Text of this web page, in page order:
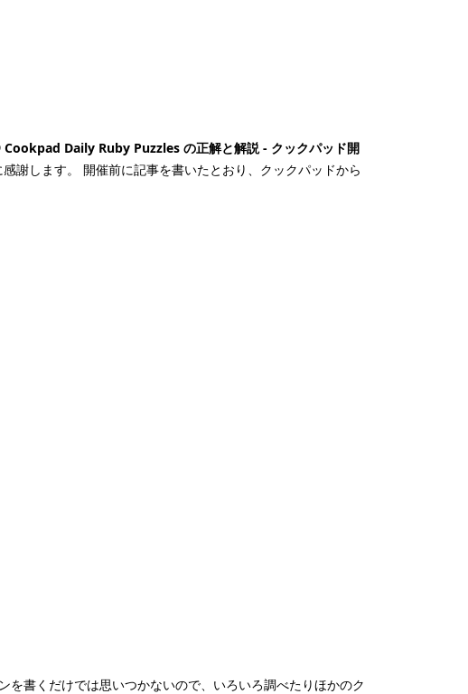
Daily Ruby Puzzles の正解と解説 - クックパッド開
します。 開催前に記事を書いたとおり、クックパッドから
書くだけでは思いつかないので、いろいろ調べたりほかのク